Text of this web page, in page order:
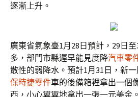
逐漸上升。
廣東省氣象臺1月28日預計，29日
多，部門市縣遲早能見度降汽車零
散性的弱降水。預計1月31日，新
保時捷零件車的後備箱裡拿出一個
西，小心翼翼地拿出一張一元美金